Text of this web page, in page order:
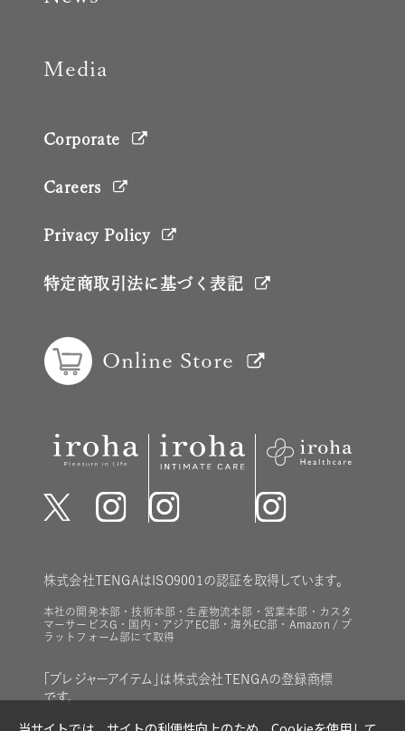
Media
Online Store
株式会社TENGAはISO9001の認証を取得しています。
本社の開発本部・技術本部・生産物流本部・営業本部・カスタ
マーサービスG・国内・アジアEC部・海外EC部・Amazon / プ
ラットフォーム部にて取得
「プレジャーアイテム」は株式会社TENGAの登録商標
です。
Corporate
Careers
Privacy Policy
特定商取引法に基づく表記